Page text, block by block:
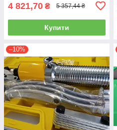
4 821,70 ₴ 5 357,44 ₴
Купити
–10%